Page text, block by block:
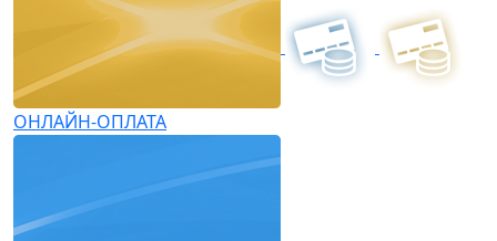
ОНЛАЙН-ОПЛАТА